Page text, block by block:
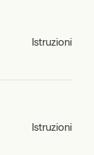
Istruzioni
Istruzioni